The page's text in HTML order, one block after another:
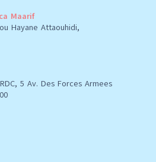
Maarif
Hayane Attaouhidi,
5 Av. Des Forces Armees